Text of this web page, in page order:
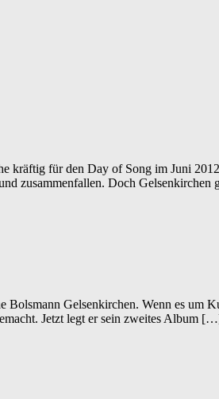
kräftig für den Day of Song im Juni
zusammenfallen. Doch
Gelsenkirchen. Wenn es um
Jetzt legt er sein zweites Album